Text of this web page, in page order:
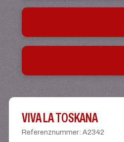
VIVA LA TOSKANA
Referenznummer:A2342